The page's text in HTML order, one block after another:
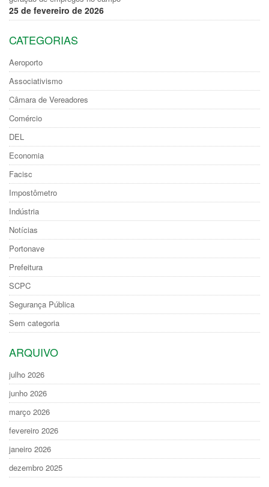
25 de fevereiro de 2026
CATEGORIAS
Aeroporto
Associativismo
Câmara de Vereadores
Comércio
DEL
Economia
Facisc
Impostômetro
Indústria
Notícias
Portonave
Prefeitura
SCPC
Segurança Pública
Sem categoria
ARQUIVO
julho 2026
junho 2026
março 2026
fevereiro 2026
janeiro 2026
dezembro 2025